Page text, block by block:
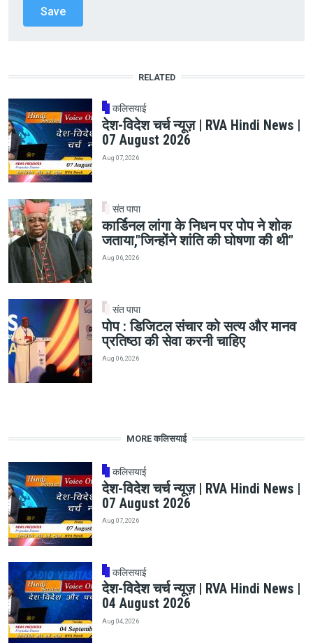
RELATED
कलिसयाई
देश-विदेश चर्च न्यूज़ | RVA Hindi News |
07 August 2026
Aug 07, 2026
संत पापा
कार्डिनल लांगा के निधन पर पोप ने शोक
जताया,"जिन्होंने शांति की घोषणा की थी"
Aug 06, 2026
संत पापा
पोप : डिजिटल संचार को सत्य और मानव
प्रतिष्ठा की सेवा करनी चाहिए
Aug 06, 2026
MORE कलिसयाई
कलिसयाई
देश-विदेश चर्च न्यूज़ | RVA Hindi News |
07 August 2026
Aug 07, 2026
कलिसयाई
देश-विदेश चर्च न्यूज़ | RVA Hindi News |
04 August 2026
Aug 04, 2026